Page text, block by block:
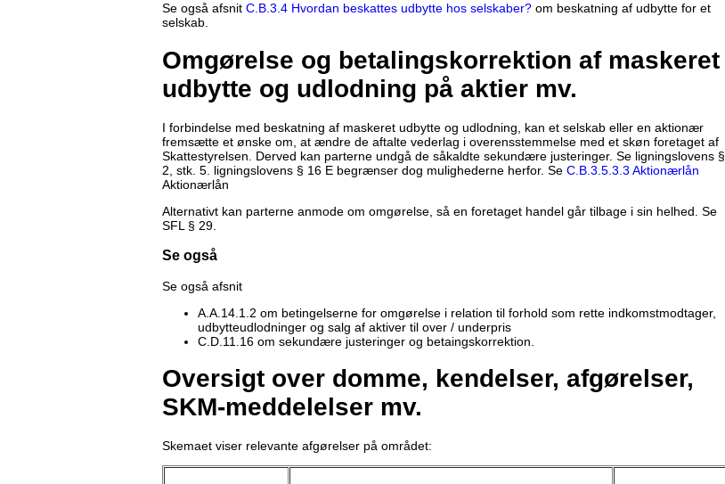
Se også afsnit C.B.3.4 Hvordan beskattes udbytte hos selskaber? om beskatning af udbytte for et
selskab.
Omgørelse og betalingskorrektion af maskeret
udbytte og udlodning på aktier mv.
I forbindelse med beskatning af maskeret udbytte og udlodning, kan et selskab eller en aktionær
fremsætte et ønske om, at ændre de aftalte vederlag i overensstemmelse med et skøn foretaget af
Skattestyrelsen. Derved kan parterne undgå de såkaldte sekundære justeringer. Se ligningslovens §
2, stk. 5. ligningslovens § 16 E begrænser dog mulighederne herfor. Se C.B.3.5.3.3 Aktionærlån
Aktionærlån
Alternativt kan parterne anmode om omgørelse, så en foretaget handel går tilbage i sin helhed. Se
SFL § 29.
Se også
Se også afsnit
A.A.14.1.2 om betingelserne for omgørelse i relation til forhold som rette indkomstmodtager,
udbytteudlodninger og salg af aktiver til over / underpris
C.D.11.16 om sekundære justeringer og betaingskorrektion.
Oversigt over domme, kendelser, afgørelser,
SKM-meddelelser mv.
Skemaet viser relevante afgørelser på området: